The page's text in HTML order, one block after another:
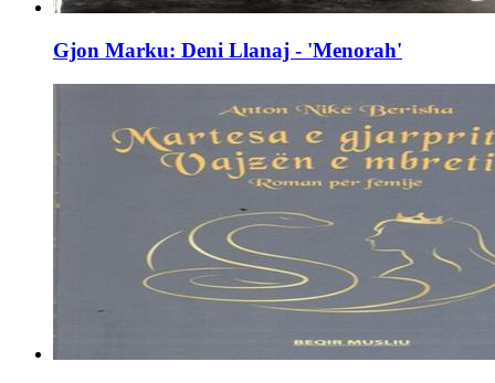
Gjon Marku: Deni Llanaj - 'Menorah'